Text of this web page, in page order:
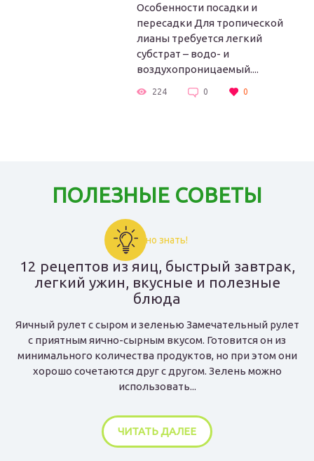
Особенности посадки и
пересадки Для тропической
лианы требуется легкий
субстрат – водо- и
воздухопроницаемый....
224 0 0
ПОЛЕЗНЫЕ СОВЕТЫ
Важно знать!
12 рецептов из яиц, быстрый завтрак,
легкий ужин, вкусные и полезные
блюда
Яичный рулет с сыром и зеленью Замечательный рулет
с приятным яично-сырным вкусом. Готовится он из
минимального количества продуктов, но при этом они
хорошо сочетаются друг с другом. Зелень можно
использовать...
ЧИТАТЬ ДАЛЕЕ